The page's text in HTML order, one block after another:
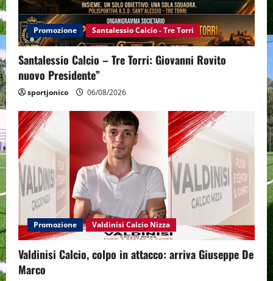
Promozione Santalessio Calcio - Tre Torri
Santalessio Calcio – Tre Torri: Giovanni Rovito
nuovo Presidente”
sportjonico 06/08/2026
Promozione Valdinisi Calcio Nizza
Valdinisi Calcio, colpo in attacco: arriva Giuseppe De
Marco